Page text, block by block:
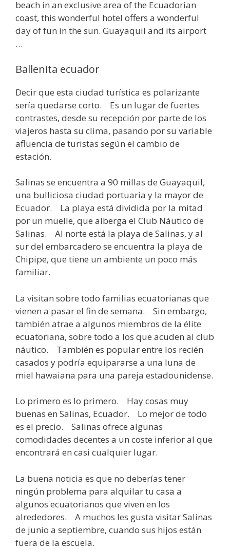
beach in an exclusive area of the Ecuadorian
coast, this wonderful hotel offers a wonderful
day of fun in the sun. Guayaquil and its airport
…
Ballenita ecuador
Decir que esta ciudad turística es polarizante
sería quedarse corto. Es un lugar de fuertes
contrastes, desde su recepción por parte de los
viajeros hasta su clima, pasando por su variable
afluencia de turistas según el cambio de
estación.
Salinas se encuentra a 90 millas de Guayaquil,
una bulliciosa ciudad portuaria y la mayor de
Ecuador. La playa está dividida por la mitad
por un muelle, que alberga el Club Náutico de
Salinas. Al norte está la playa de Salinas, y al
sur del embarcadero se encuentra la playa de
Chipipe, que tiene un ambiente un poco más
familiar.
La visitan sobre todo familias ecuatorianas que
vienen a pasar el fin de semana. Sin embargo,
también atrae a algunos miembros de la élite
ecuatoriana, sobre todo a los que acuden al club
náutico. También es popular entre los recién
casados y podría equipararse a una luna de
miel hawaiana para una pareja estadounidense.
Lo primero es lo primero. Hay cosas muy
buenas en Salinas, Ecuador. Lo mejor de todo
es el precio. Salinas ofrece algunas
comodidades decentes a un coste inferior al que
encontrará en casi cualquier lugar.
La buena noticia es que no deberías tener
ningún problema para alquilar tu casa a
algunos ecuatorianos que viven en los
alrededores. A muchos les gusta visitar Salinas
de junio a septiembre, cuando sus hijos están
fuera de la escuela.